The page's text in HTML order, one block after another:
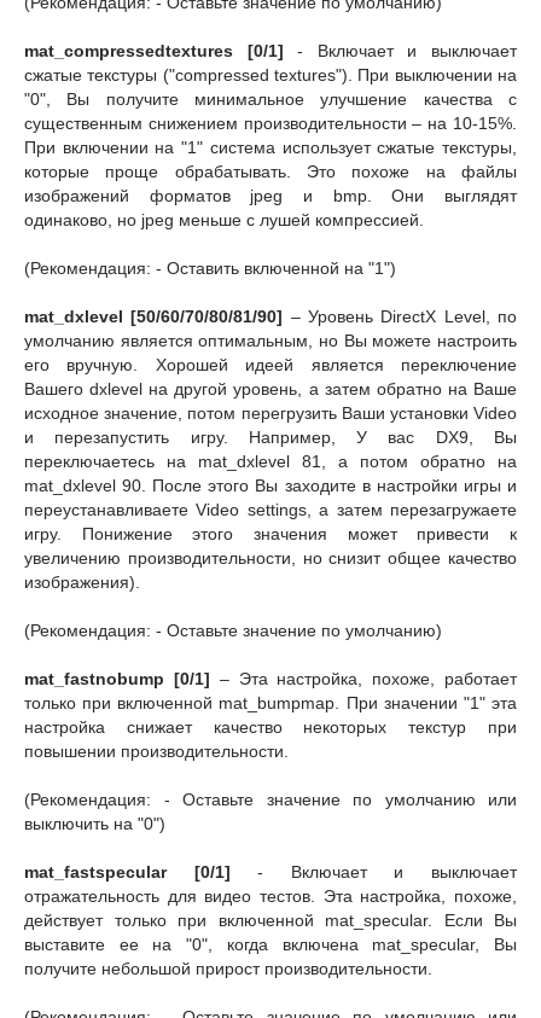
mat_compressedtextures [0/1] - Включает и выключает
сжатые текстуры ("compressed textures"). При выключении на
"0", Вы получите минимальное улучшение качества с
существенным снижением производительности – на 10-15%.
При включении на "1" система использует сжатые текстуры,
которые проще обрабатывать. Это похоже на файлы
изображений форматов jpeg и bmp. Они выглядят
одинаково, но jpeg меньше с лушей компрессией.
(Рекомендация: - Оставить включенной на "1")
mat_dxlevel [50/60/70/80/81/90] – Уровень DirectX Level, по
умолчанию является оптимальным, но Вы можете настроить
его вручную. Хорошей идеей является переключение
Вашего dxlevel на другой уровень, а затем обратно на Ваше
исходное значение, потом перегрузить Ваши установки Video
и перезапустить игру. Например, У вас DX9, Вы
переключаетесь на mat_dxlevel 81, а потом обратно на
mat_dxlevel 90. После этого Вы заходите в настройки игры и
переустанавливаете Video settings, а затем перезагружаете
игру. Понижение этого значения может привести к
увеличению производительности, но снизит общее качество
изображения).
(Рекомендация: - Оставьте значение по умолчанию)
mat_fastnobump [0/1] – Эта настройка, похоже, работает
только при включенной mat_bumpmap. При значении "1" эта
настройка снижает качество некоторых текстур при
повышении производительности.
(Рекомендация: - Оставьте значение по умолчанию или
выключить на "0")
mat_fastspecular [0/1] - Включает и выключает
отражательность для видео тестов. Эта настройка, похоже,
действует только при включенной mat_specular. Если Вы
выставите ее на "0", когда включена mat_specular, Вы
получите небольшой прирост производительности.